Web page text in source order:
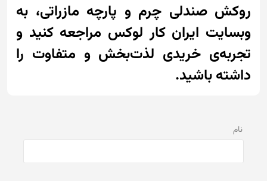
روکش صندلی چرم و پارچه مازراتی، به
وبسایت ایران کار لوکس مراجعه کنید و
تجربه‌ی خریدی لذت‌بخش و متفاوت را
داشته باشید.
نام